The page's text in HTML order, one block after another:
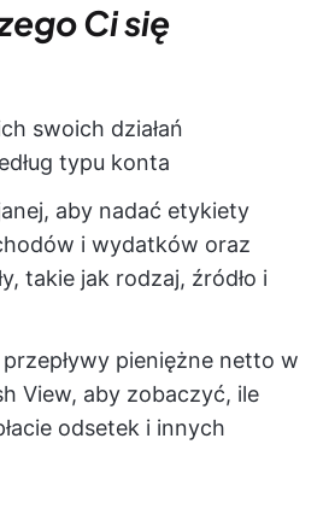
Ci się
swoich działań
typu konta
aby nadać etykiety
i wydatków oraz
takie jak rodzaj, źródło i
pieniężne netto w
View, aby zobaczyć, ile
odsetek i innych